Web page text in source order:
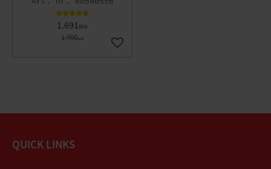
1.691DKK
1.900DKK
Gem som favorit
QUICK LINKS